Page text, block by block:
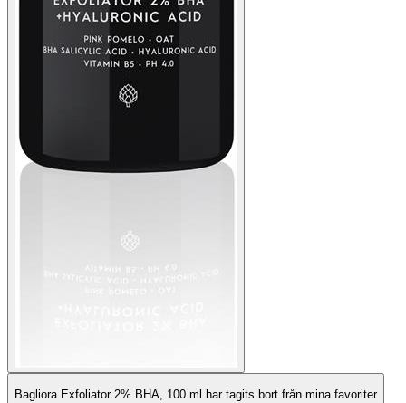
Bagliora Exfoliator 2% BHA, 100 ml har tagits bort från mina favoriter